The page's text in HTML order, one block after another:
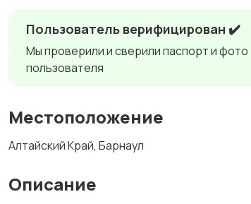
Пользователь верифицирован ✔️
Мы проверили и сверили паспорт и фото
пользователя
Местоположение
Алтайский Край, Барнаул
Описание